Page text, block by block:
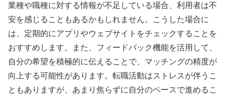
業種や職種に対する情報が不足している場合、利用者は不
安を感じることもあるかもしれません。こうした場合に
は、定期的にアプリやウェブサイトをチェックすることを
おすすめします。また、フィードバック機能を活用して、
自分の希望を積極的に伝えることで、マッチングの精度が
向上する可能性があります。転職活動はストレスが伴うこ
ともありますが、あまり焦らずに自分のペースで進めるこ